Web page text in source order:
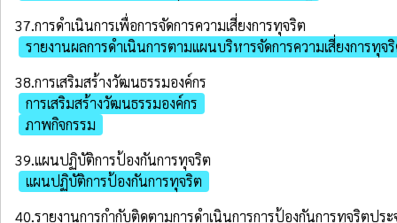
37.การดำเนินการเพื่อการจัดการความเสี่ยงการทุจริต
รายงานผลการดำเนินการตามแผนบริหารจัดการความเสี่ยงการทุจ
38.การเสริมสร้างวัฒนธรรมองค์กร
การเสริมสร้างวัฒนธรรมองค์กร
ภาพกิจกรรม
39.แผนปฏิบัติการป้องกันการทุจริต
แผนปฏิบัติการป้องกันการทุจริต
40.รายงานการกำกับติดตามการดำเนินการการป้องกันการทุจริตปร